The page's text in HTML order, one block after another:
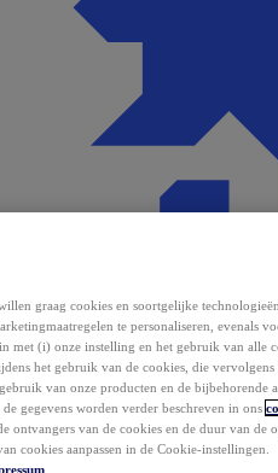
graag cookies en soortgelijke
te personaliseren, evenals
met (i) onze instelling en het gebruik van alle
het gebruik van de cookies, die
van onze producten en de bijbehorende
gegevens worden verder beschreven in ons
ontvangers van de cookies en de duur van
cookies aanpassen in de Cookie-instellingen.